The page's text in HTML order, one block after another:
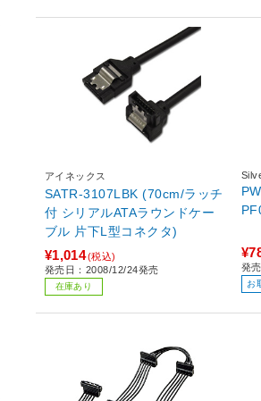
アイネックス
SATR-3107LBK (70cm/ラッチ
付 シリアルATAラウンドケー
ブル 片下L型コネクタ)
¥1,014(税込)
発売日：2008/12/24発売
在庫あり
PWM
発
お